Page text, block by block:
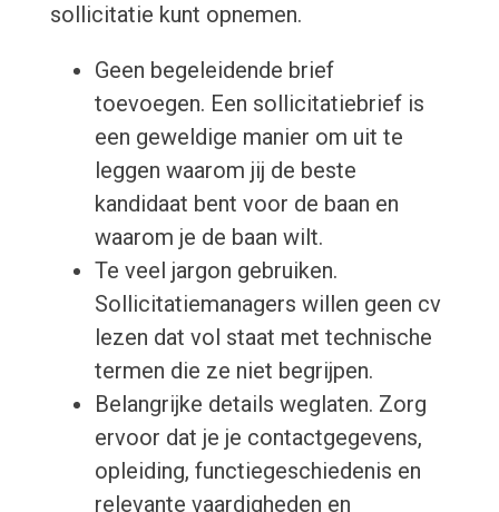
sollicitatie kunt opnemen.
Geen begeleidende brief
toevoegen. Een sollicitatiebrief is
een geweldige manier om uit te
leggen waarom jij de beste
kandidaat bent voor de baan en
waarom je de baan wilt.
Te veel jargon gebruiken.
Sollicitatiemanagers willen geen cv
lezen dat vol staat met technische
termen die ze niet begrijpen.
Belangrijke details weglaten. Zorg
ervoor dat je je contactgegevens,
opleiding, functiegeschiedenis en
relevante vaardigheden en